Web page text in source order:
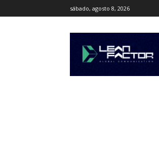
sábado, agosto 8, 2026